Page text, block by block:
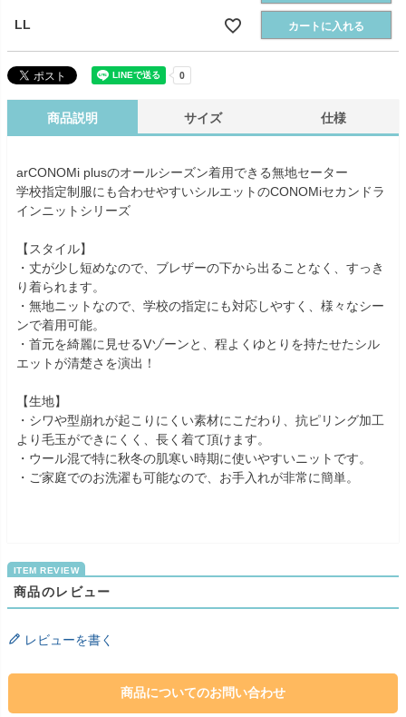
LL カートに入れる
商品説明 サイズ 仕様
arCONOMi plusのオールシーズン着用できる無地セーター
学校指定制服にも合わせやすいシルエットのCONOMiセカンドラ
インニットシリーズ
【スタイル】
・丈が少し短めなので、ブレザーの下から出ることなく、すっき
り着られます。
・無地ニットなので、学校の指定にも対応しやすく、様々なシー
ンで着用可能。
・首元を綺麗に見せるVゾーンと、程よくゆとりを持たせたシル
エットが清楚さを演出！
【生地】
・シワや型崩れが起こりにくい素材にこだわり、抗ピリング加工
より毛玉ができにくく、長く着て頂けます。
・ウール混で特に秋冬の肌寒い時期に使いやすいニットです。
・ご家庭でのお洗濯も可能なので、お手入れが非常に簡単。
商品のレビュー
レビューを書く
商品についてのお問い合わせ